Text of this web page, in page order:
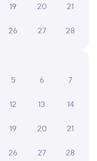
19 20 21
26 27 28
5 6 7
12 13 14
19 20 21
26 27 28